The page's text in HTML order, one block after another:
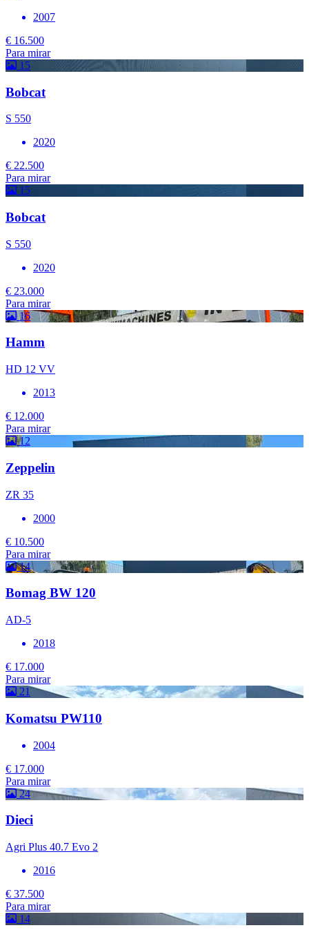
2007
€ 16.500
Para mirar
15
Bobcat
S 550
2020
€ 22.500
Para mirar
15
Bobcat
S 550
2020
€ 23.000
Para mirar
16
Hamm
HD 12 VV
2013
€ 12.000
Para mirar
12
Zeppelin
ZR 35
2000
€ 10.500
Para mirar
14
Bomag BW 120
AD-5
2018
€ 17.000
Para mirar
21
Komatsu PW110
2004
€ 17.000
Para mirar
24
Dieci
Agri Plus 40.7 Evo 2
2016
€ 37.500
Para mirar
14